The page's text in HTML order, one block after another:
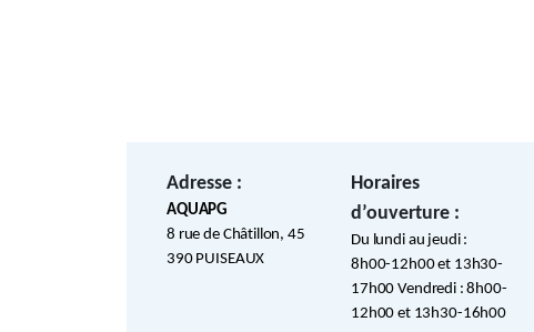
Adresse :
AQUAPG
8 rue de Châtillon, 45
390 PUISEAUX
Horaires
d’ouverture :
Du lundi au jeudi :
8h00-12h00 et 13h30-
17h00 Vendredi : 8h00-
12h00 et 13h30-16h00